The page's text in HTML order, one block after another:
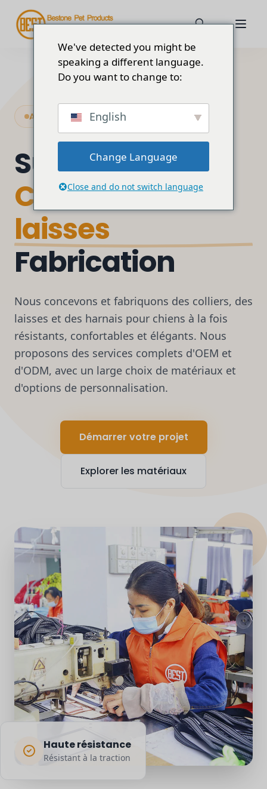
Accessoires haut de gamme pour chiens
Sur mesure
Colliers et
laisses
Fabrication
Nous concevons et fabriquons des colliers, des
laisses et des harnais pour chiens à la fois
résistants, confortables et élégants. Nous
proposons des services complets d'OEM et
d'ODM, avec un large choix de matériaux et
d'options de personnalisation.
Démarrer votre projet
Explorer les matériaux
Haute résistance
Résistant à la traction
We've detected you might be
speaking a different language.
Do you want to change to:
English
Change Language
Close and do not switch language